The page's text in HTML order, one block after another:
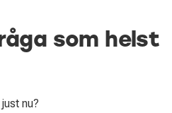
som helst
nu?